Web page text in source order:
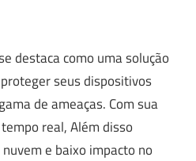
destaca como uma solução
seus dispositivos
de ameaças. Com sua
real, Além disso
e baixo impacto no